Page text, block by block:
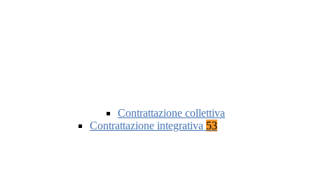
Contrattazione collettiva
Contrattazione integrativa 53